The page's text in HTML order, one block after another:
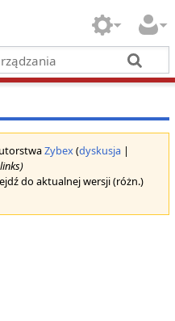
Zybex(dyskusja|
do aktualnej wersji (różn.)